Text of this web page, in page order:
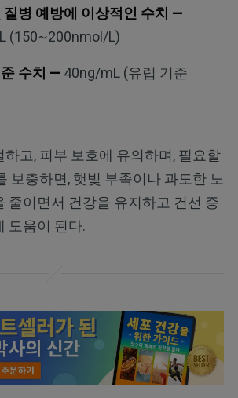
질병 예방에 이상적인 수치 —
(150~200nmol/L)
수치 — 40ng/mL (유럽 기준
고, 피부 보호에 유의하며, 필요할
보충하면, 햇빛 부족이나 과도한 노
줄이면서 건강을 유지하고 건선 증
도움이 된다.